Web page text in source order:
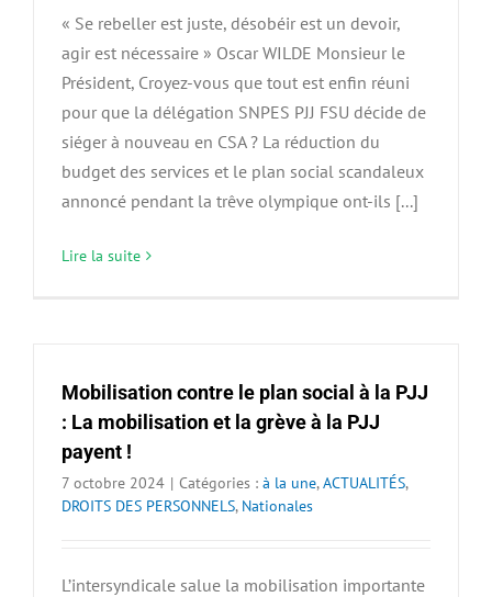
« Se rebeller est juste, désobéir est un devoir,
agir est nécessaire » Oscar WILDE Monsieur le
Président, Croyez-vous que tout est enfin réuni
pour que la délégation SNPES PJJ FSU décide de
siéger à nouveau en CSA ? La réduction du
budget des services et le plan social scandaleux
annoncé pendant la trêve olympique ont-ils [...]
Lire la suite
Mobilisation contre le plan social à la PJJ
: La mobilisation et la grève à la PJJ
payent !
7 octobre 2024 | Catégories : à la une,ACTUALITÉS,
DROITS DES PERSONNELS, Nationales
L’intersyndicale salue la mobilisation importante